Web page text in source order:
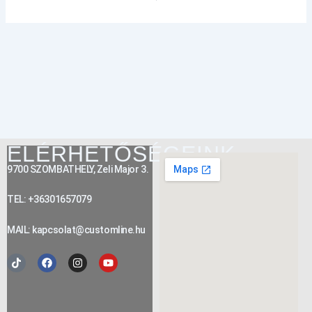
ELÉRHETŐSÉGEINK
9700 SZOMBATHELY, Zeli Major 3.
TEL: +36301657079
MAIL: kapcsolat@customline.hu
Tiktok FacebookInstagramYoutube